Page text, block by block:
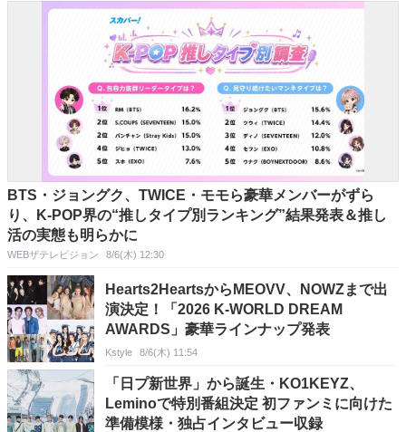
BTS・ジョングク、TWICE・モモら豪華メンバーがずら
り、K-POP界の“推しタイプ別ランキング”結果発表＆推し
活の実態も明らかに
WEBザテレビジョン 8/6(木) 12:30
Hearts2HeartsからMEOVV、NOWZまで出
演決定！「2026 K-WORLD DREAM
AWARDS」豪華ラインナップ発表
Kstyle 8/6(木) 11:54
「日プ新世界」から誕生・KO1KEYZ、
Leminoで特別番組決定 初ファンミに向けた
準備模様・独占インタビュー収録